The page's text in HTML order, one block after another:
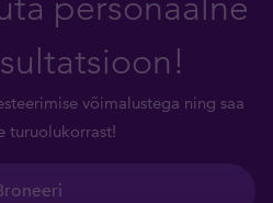
võimalustega ning saa
turuolukorrast!